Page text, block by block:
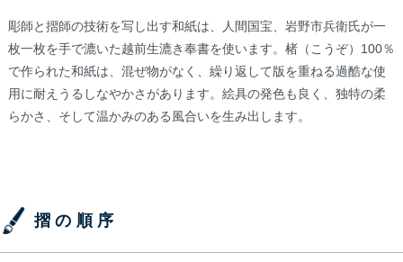
彫師と摺師の技術を写し出す和紙は、人間国宝、岩野市兵衛氏が一
枚一枚を手で漉いた越前生漉き奉書を使います。楮（こうぞ）100％
で作られた和紙は、混ぜ物がなく、繰り返して版を重ねる過酷な使
用に耐えうるしなやかさがあります。絵具の発色も良く、独特の柔
らかさ、そして温かみのある風合いを生み出します。
摺の順序